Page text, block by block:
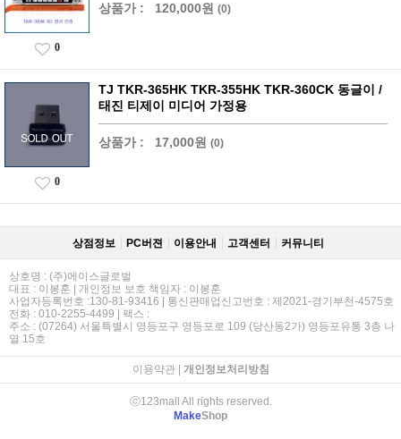
상품가 : 120,000원 (0)
0
TJ TKR-365HK TKR-355HK TKR-360CK 동글이 /
태진 티제이 미디어 가정용
상품가 : 17,000원 (0)
0
상점정보 PC버젼 이용안내 고객센터 커뮤니티
상호명 : (주)에이스글로벌
대표 : 이봉훈 | 개인정보 보호 책임자 : 이봉훈
사업자등록번호 :130-81-93416 | 통신판매업신고번호 : 제2021-경기부천-4575호
전화 : 010-2255-4499 | 팩스 :
주소 : (07264) 서울특별시 영등포구 영등포로 109 (당산동2가) 영등포유통 3층 나
열 15호
이용약관| 개인정보처리방침
ⓒ123mall All rights reserved.
MakeShop